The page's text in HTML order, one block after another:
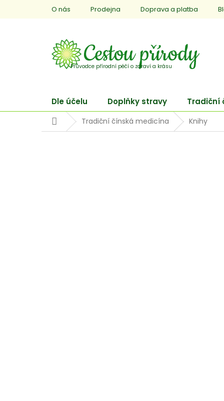
O nás Prodejna Doprava a platba
Dle účelu Doplňky stravy Tradiční
DomůTradiční čínská medicína Knihy